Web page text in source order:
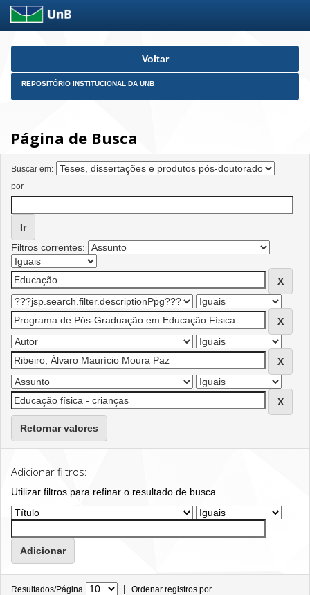
Skip
Voltar
REPOSITÓRIO INSTITUCIONAL DA UNB
Página de Busca
Buscar em:
por
Filtros correntes:
Retornar valores
Adicionar filtros:
Utilizar filtros para refinar o resultado de busca.
Resultados/Página | Ordenar registros por